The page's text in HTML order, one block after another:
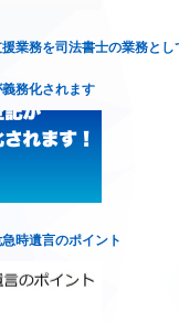
業務を司法書士の業務とし
務化されます
急時遺言のポイント